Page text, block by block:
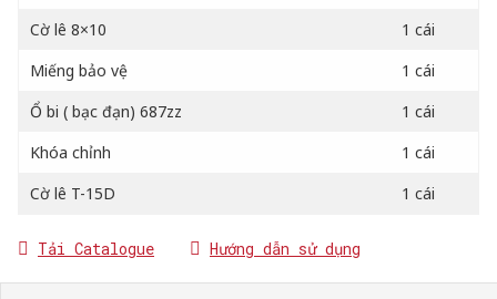
Cờ lê 8×10
1 cái
Miếng bảo vệ
1 cái
Ổ bi ( bạc đạn) 687zz
1 cái
Khóa chỉnh
1 cái
Cờ lê T-15D
1 cái
Tải Catalogue Hướng dẫn sử dụng